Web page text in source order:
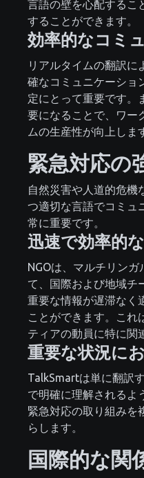
言語の壁を心配するこ
することができます。
効率的なコミ
リアルタイムの翻訳に
確なコミュニケーショ
定にとって重要です。
要になることで、ワー
ムの生産性が向上しま
緊急対応の
自然災害や人道的危機
つ適切な言語でコミュ
常に重要です。
迅速で効率的
NGOは、マルチリンガ
て、国際および地域チ
重要な情報が遅滞なく
ことができます。これ
ティアの動員に特に関
重要な状況に
TalkSmartは単に翻訳
で明確に理解されるよ
緊急対応の取り組みを
らします。
国際的な関